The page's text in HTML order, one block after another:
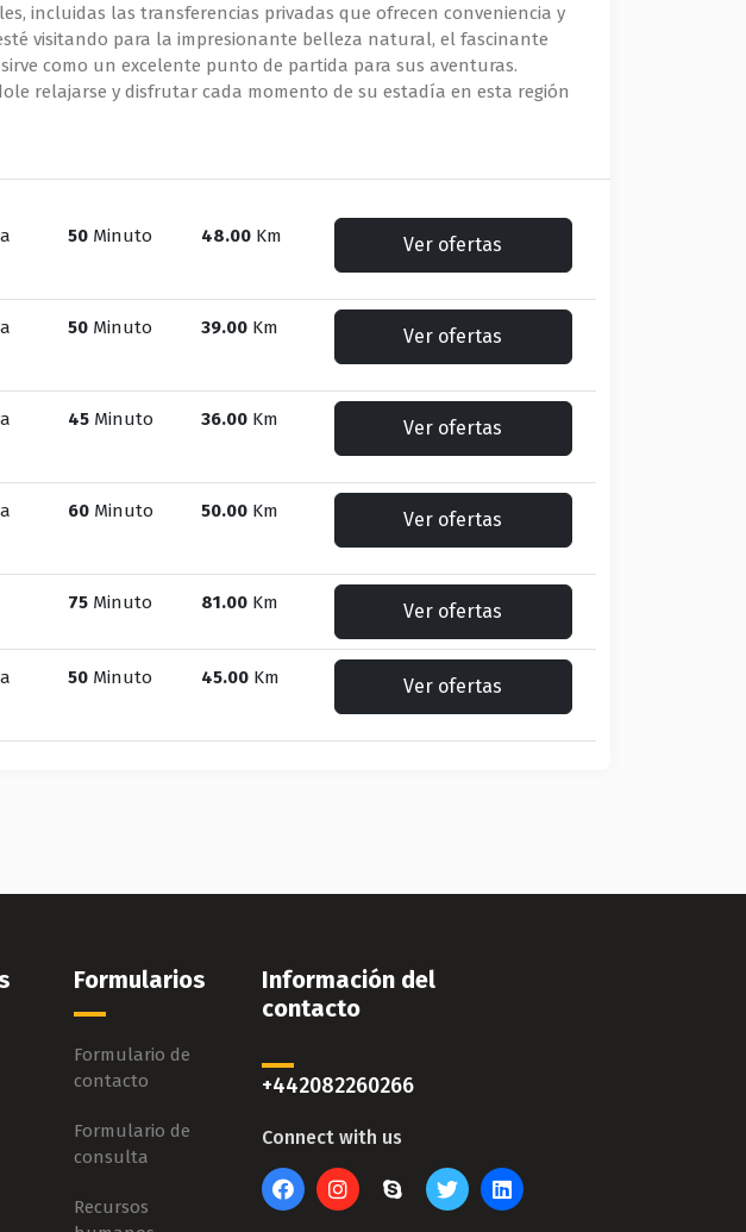
incluidas las transferencias privadas que ofrecen conveniencia y
visitando para la impresionante belleza natural, el fascinante
como un excelente punto de partida para sus aventuras.
relajarse y disfrutar cada momento de su estadía en esta región
50Minuto 48.00Km Ver ofertas
50Minuto 39.00Km Ver ofertas
45Minuto 36.00Km Ver ofertas
60Minuto 50.00Km Ver ofertas
75Minuto 81.00Km Ver ofertas
50Minuto 45.00Km Ver ofertas
Formularios
Formulario de
contacto
Formulario de
consulta
Recursos
Información del
contacto
+442082260266
Connect with us